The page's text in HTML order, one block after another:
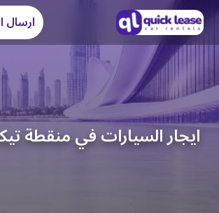
ارسال
ايجار السيارات في منقطة